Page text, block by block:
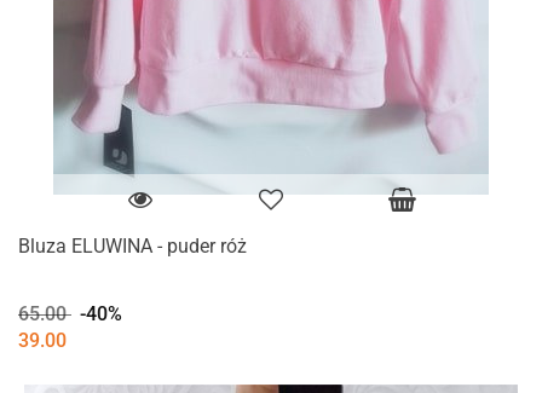
Bluza ELUWINA - puder róż
65.00 -40%
39.00